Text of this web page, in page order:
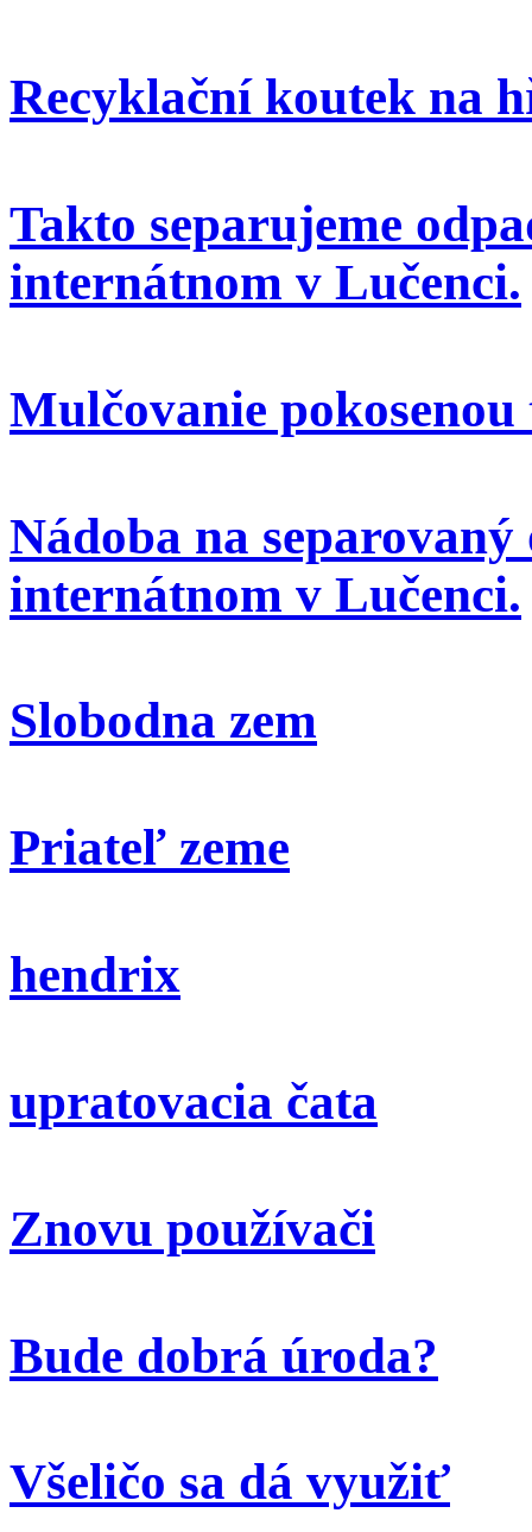
Recyklační koutek na
Takto separujeme
internátnom v Lučenci.
Mulčovanie
Nádoba na
internátnom v Lučenci.
Slobodna zem
Priateľ zeme
hendrix
upratovacia čata
Znovu používači
Bude dobrá úroda?
Všeličo sa dá využiť